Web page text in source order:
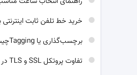
خرید خط تلفن ثابت
برچسب‌گذاری یا Taggingچیست ؟چه تاثیری بر سئو سایت دارد؟
تفاوت پروتکل SSL و TLS در امنیت چیست؟